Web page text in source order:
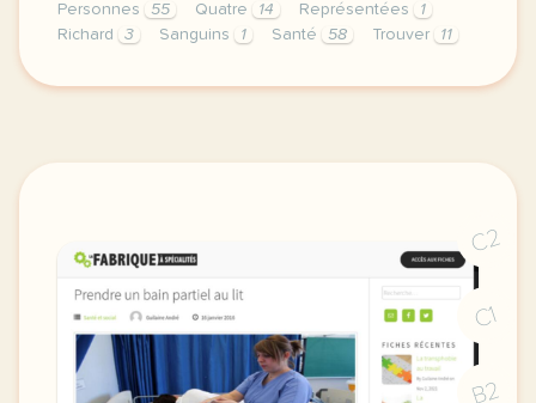
Personnes
55 Quatre 14 Représentées
1
Richard
3 Sanguins 1 Santé 58 Trouver 11
exercice b1 sante informer le don de sang
C2
C1
B2